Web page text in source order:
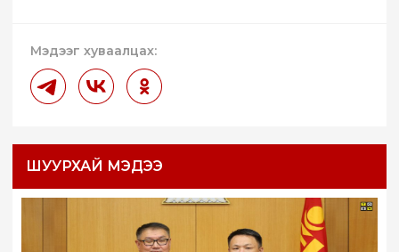
Мэдээг хуваалцах:
ШУУРХАЙ МЭДЭЭ